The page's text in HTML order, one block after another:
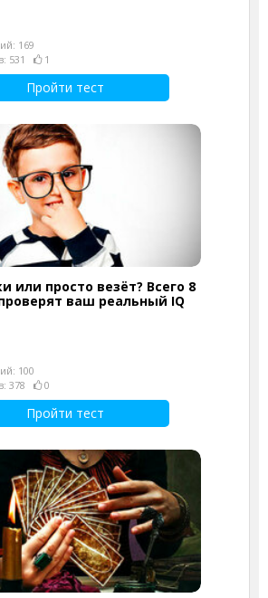
169
531
1
Пройти тест
или просто везёт? Всего 8
ваш реальный IQ
100
378
0
Пройти тест